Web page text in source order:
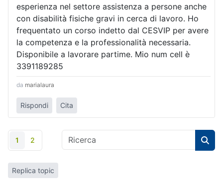
esperienza nel settore assistenza a persone anche
con disabilità fisiche gravi in cerca di lavoro. Ho
frequentato un corso indetto dal CESVIP per avere
la competenza e la professionalità necessaria.
Disponibile a lavorare partime. Mio num cell è
3391189285
da marialaura
Rispondi Cita
1 2
Replica topic